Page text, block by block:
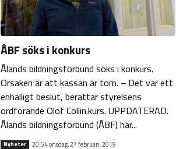
ÅBF söks i konkurs
Ålands bildningsförbund söks i konkurs.
Orsaken är att kassan är tom. – Det var ett
enhälligt beslut, berättar styrelsens
ordförande Olof Collin.kurs. UPPDATERAD.
Ålands bildningsförbund (ÅBF) har...
Nyheter 20:54 onsdag, 27 februari, 2019